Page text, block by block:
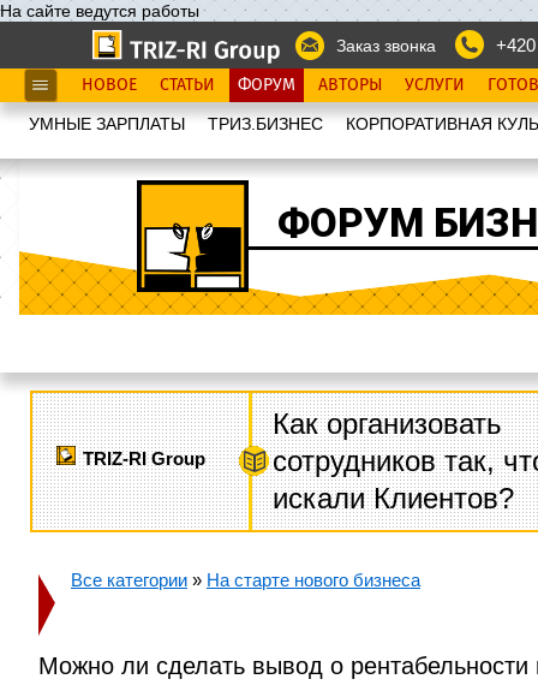
На сайте ведутся работы
Заказ звонка
НОВОЕ СТАТЬИ ФОРУМ АВТОРЫ УСЛУГИ
УМНЫЕ ЗАРПЛАТЫ ТРИЗ.БИЗНЕС КОРПОРАТИВНАЯ
ФОРУМ
TRIZ-RI Group
Как организовать
сотрудников так,
искали Клиентов?
Все категории » На старте нового бизнеса
Можно ли сделать вывод о